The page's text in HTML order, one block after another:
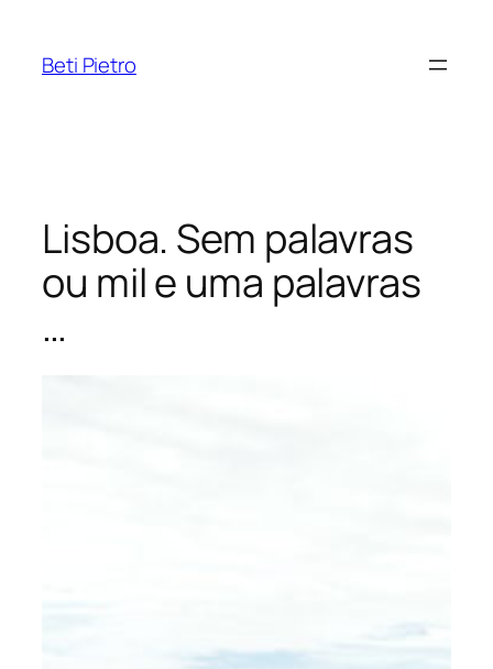
Beti Pietro
Lisboa. Sem palavras
ou mil e uma palavras
…